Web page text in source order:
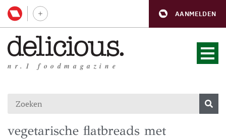
AANMELDEN
nr.1 foodmagazine
vegetarische flatbreads met